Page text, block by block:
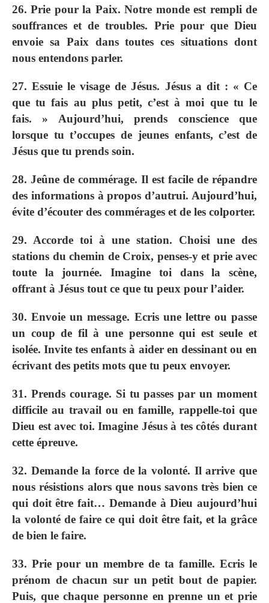
26. Prie pour la Paix. Notre monde est rempli de
souffrances et de troubles. Prie pour que Dieu
envoie sa Paix dans toutes ces situations dont
nous entendons parler.
27. Essuie le visage de Jésus. Jésus a dit : « Ce
que tu fais au plus petit, c’est à moi que tu le
fais. » Aujourd’hui, prends conscience que
lorsque tu t’occupes de jeunes enfants, c’est de
Jésus que tu prends soin.
28. Jeûne de commérage. Il est facile de répandre
des informations à propos d’autrui. Aujourd’hui,
évite d’écouter des commérages et de les colporter.
29. Accorde toi à une station. Choisi une des
stations du chemin de Croix, penses-y et prie avec
toute la journée. Imagine toi dans la scène,
offrant à Jésus tout ce que tu peux pour l’aider.
30. Envoie un message. Ecris une lettre ou passe
un coup de fil à une personne qui est seule et
isolée. Invite tes enfants à aider en dessinant ou en
écrivant des petits mots que tu peux envoyer.
31. Prends courage. Si tu passes par un moment
difficile au travail ou en famille, rappelle-toi que
Dieu est avec toi. Imagine Jésus à tes côtés durant
cette épreuve.
32. Demande la force de la volonté. Il arrive que
nous résistions alors que nous savons très bien ce
qui doit être fait… Demande à Dieu aujourd’hui
la volonté de faire ce qui doit être fait, et la grâce
de bien le faire.
33. Prie pour un membre de ta famille. Ecris le
prénom de chacun sur un petit bout de papier.
Puis, que chaque personne en prenne un et prie